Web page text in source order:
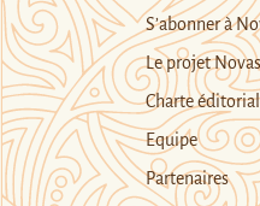
S’abonner à
Le projet
Charte
Equipe
Partenaires